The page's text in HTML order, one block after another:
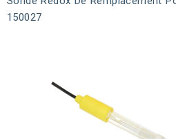
150027